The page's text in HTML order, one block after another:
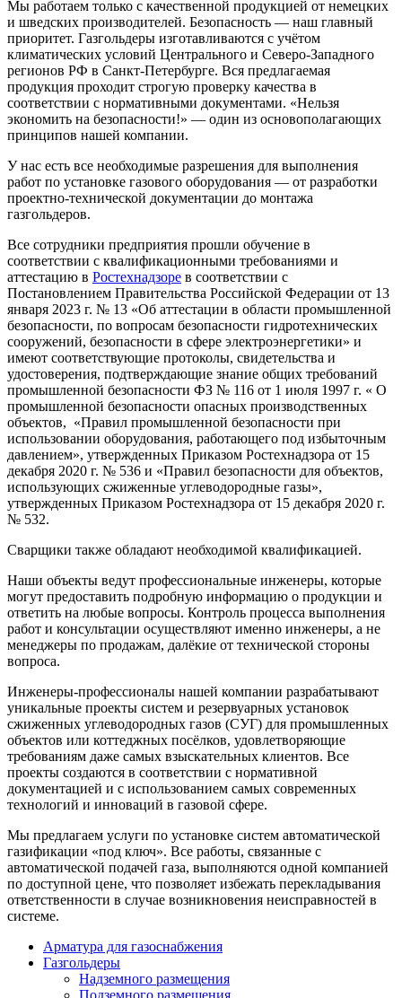
Мы работаем только с качественной продукцией от немецких
и шведских производителей. Безопасность — наш главный
приоритет. Газгольдеры изготавливаются с учётом
климатических условий Центрального и Северо-Западного
регионов РФ в Санкт-Петербурге. Вся предлагаемая
продукция проходит строгую проверку качества в
соответствии с нормативными документами. «Нельзя
экономить на безопасности!» — один из основополагающих
принципов нашей компании.
У нас есть все необходимые разрешения для выполнения
работ по установке газового оборудования — от разработки
проектно-технической документации до монтажа
газгольдеров.
Все сотрудники предприятия прошли обучение в
соответствии с квалификационными требованиями и
аттестацию в Ростехнадзоре в соответствии с
Постановлением Правительства Российской Федерации от 13
января 2023 г. № 13 «Об аттестации в области промышленной
безопасности, по вопросам безопасности гидротехнических
сооружений, безопасности в сфере электроэнергетики» и
имеют соответствующие протоколы, свидетельства и
удостоверения, подтверждающие знание общих требований
промышленной безопасности ФЗ № 116 от 1 июля 1997 г. « О
промышленной безопасности опасных производственных
объектов, «Правил промышленной безопасности при
использовании оборудования, работающего под избыточным
давлением», утвержденных Приказом Ростехнадзора от 15
декабря 2020 г. № 536 и «Правил безопасности для объектов,
использующих сжиженные углеводородные газы»,
утвержденных Приказом Ростехнадзора от 15 декабря 2020 г.
№ 532.
Сварщики также обладают необходимой квалификацией.
Наши объекты ведут профессиональные инженеры, которые
могут предоставить подробную информацию о продукции и
ответить на любые вопросы. Контроль процесса выполнения
работ и консультации осуществляют именно инженеры, а не
менеджеры по продажам, далёкие от технической стороны
вопроса.
Инженеры-профессионалы нашей компании разрабатывают
уникальные проекты систем и резервуарных установок
сжиженных углеводородных газов (СУГ) для промышленных
объектов или коттеджных посёлков, удовлетворяющие
требованиям даже самых взыскательных клиентов. Все
проекты создаются в соответствии с нормативной
документацией и с использованием самых современных
технологий и инноваций в газовой сфере.
Мы предлагаем услуги по установке систем автоматической
газификации «под ключ». Все работы, связанные с
автоматической подачей газа, выполняются одной компанией
по доступной цене, что позволяет избежать перекладывания
ответственности в случае возникновения неисправностей в
системе.
Арматура для газоснабжения
Газгольдеры
Надземного размещения